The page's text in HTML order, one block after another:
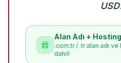
Alan Adı +
.com.tr / .tr alan adı
dahil!